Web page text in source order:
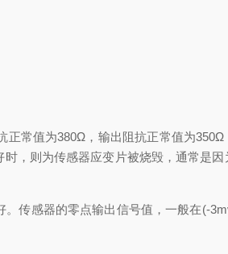
常值为380Ω，输出阻抗正常值为350Ω
，则为传感器应变片被烧毁，通常是因
传感器的零点输出信号值，一般在(-